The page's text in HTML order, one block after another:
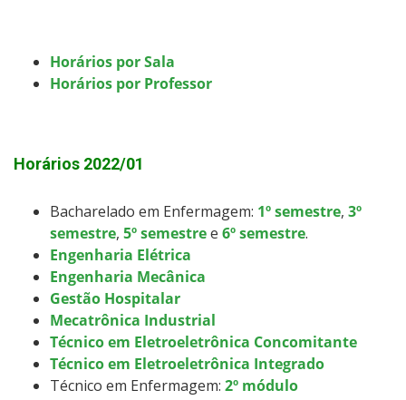
Horários por Sala
Horários por Professor
Horários 2022/01
Bacharelado em Enfermagem: 1º semestre, 3º
semestre, 5º semestree 6º semestre.
Engenharia Elétrica
Engenharia Mecânica
Gestão Hospitalar
Mecatrônica Industrial
Técnico em Eletroeletrônica Concomitante
Técnico em Eletroeletrônica Integrado
Técnico em Enfermagem: 2º módulo